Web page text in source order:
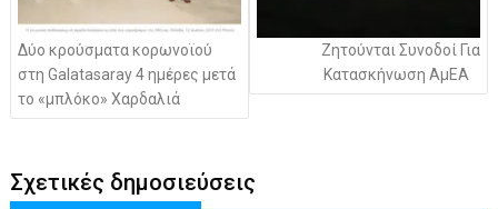
Δύο κρούσματα κορωνοϊού
στη Galatasaray 4 ημέρες μετά
το «μπλόκο» Χαρδαλιά
Zητούνται Συνοδοί Για
Κατασκήνωση ΑμΕΑ
Σχετικές δημοσιεύσεις